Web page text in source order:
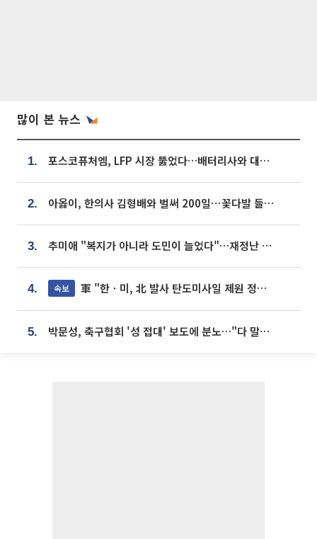
많이 본 뉴스
1. 포스코퓨처엠, LFP 시장 뚫었다…배터리사와 대규모 장기 공급 합의
2. 아옳이, 한의사 김형배와 벌써 200일⋯꽃다발 들고 "프러포즈 아냐"
3. 추미애 "복지가 아니라 도민이 늘었다"…재정난 책임론 정면돌파
4. 속보 軍 "한ㆍ미, 北 발사 탄도미사일 제원 정밀분석 중"
5. 박문성, 축구협회 '성 접대' 보도에 분노…"다 말아먹으려고 작정했나"